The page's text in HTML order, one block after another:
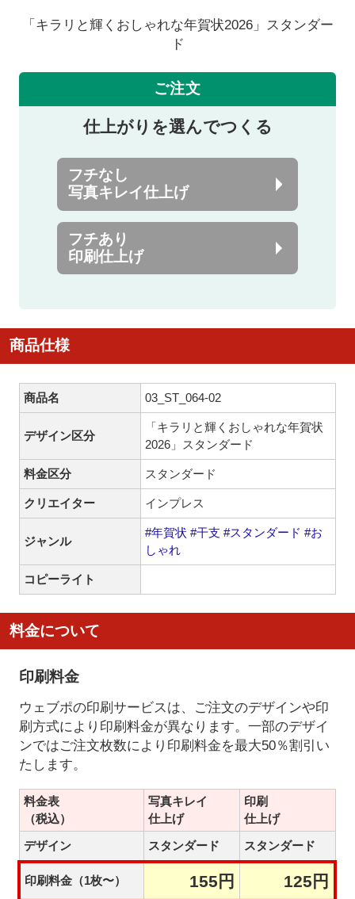
「キラリと輝くおしゃれな年賀状2026」スタンダー
ド
ご注文
仕上がりを選んでつくる
フチなし
写真キレイ仕上げ
フチあり
印刷仕上げ
商品仕様
商品名 03_ST_064-02
デザイン区分
「キラリと輝くおしゃれな年賀状
2026」スタンダード
料金区分 スタンダード
クリエイター インプレス
ジャンル
#年賀状 #干支 #スタンダード #お
しゃれ
コピーライト
料金について
印刷料金
ウェブポの印刷サービスは、ご注文のデザインや印
刷方式により印刷料金が異なります。一部のデザイ
ンではご注文枚数により印刷料金を最大50％割引い
たします。
料金表
（税込）
写真キレイ
仕上げ
印刷
仕上げ
デザイン
スタンダード スタンダード
印刷料金（1枚〜） 155円 125円